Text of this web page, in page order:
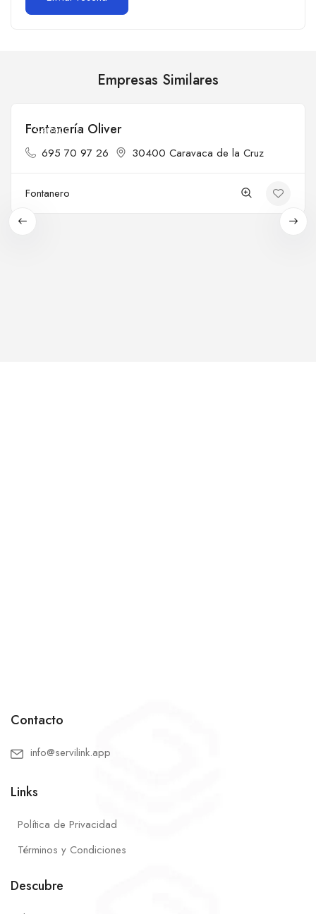
Empresas Similares
Cerrado
Fontanería Oliver
695 70 97 26 30400 Caravaca de la Cruz
Fontanero
Contacto
info@servilink.app
Links
Política de Privacidad
Términos y Condiciones
Descubre